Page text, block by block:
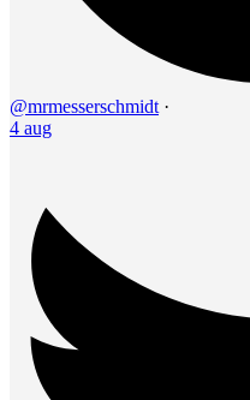
@mrmesserschmidt ·
4 aug